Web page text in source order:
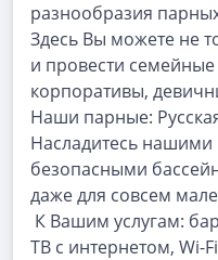
разнообразия
Здесь Вы можете не
и провести
корпоративы,
‌Наши парные:
‌‌Насладитесь
безопасными
даже для совсем
‌К Вашим услугам:
ТВ с интернетом, Wi-